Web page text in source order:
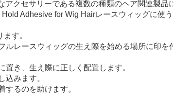
クセサリーである複数の種類のヘア関連製
レースウィッグに使
す。
レースウィッグの生え際を始める場所に印を
き、生え際に正しく配置します。
込みます。
るのを助けます。